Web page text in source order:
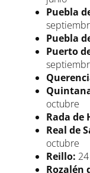
Puebla
Puebla
Puerto
octubre
Rada de
Real de
octubre
Reillo:
Rozalén